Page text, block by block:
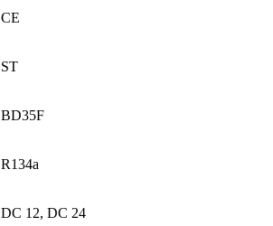
CE
ST
BD35F
R134a
DC 12, DC 24